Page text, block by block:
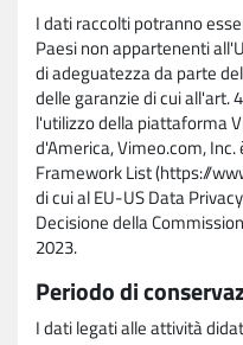
I dati raccolti potranno
Paesi non appartenenti
di adeguatezza da parte
delle garanzie di cui all'art.
l'utilizzo della piattaforma
d'America, Vimeo.com,
Framework List (https://
di cui al EU-US Data
Decisione della
2023.
Periodo di
I dati legati alle attività